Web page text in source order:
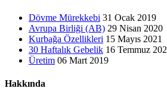
Dövme Mürekkebi 31 Ocak 2019
Avrupa Birliği (AB) 29 Nisan 2020
Kurbağa Özellikleri 15 Mayıs 2021
30 Haftalık Gebelik 16 Temmuz
Üretim 06 Mart 2019
Hakkında